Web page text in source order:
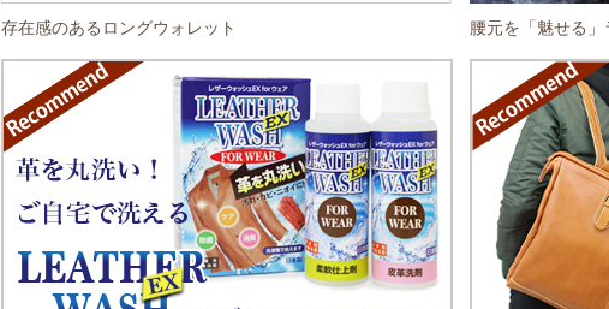
存在感のあるロングウォレット 腰元を「魅せる